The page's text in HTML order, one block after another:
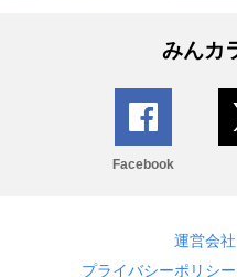
みんカ
Facebook
運営会社
プライバシーポリシー